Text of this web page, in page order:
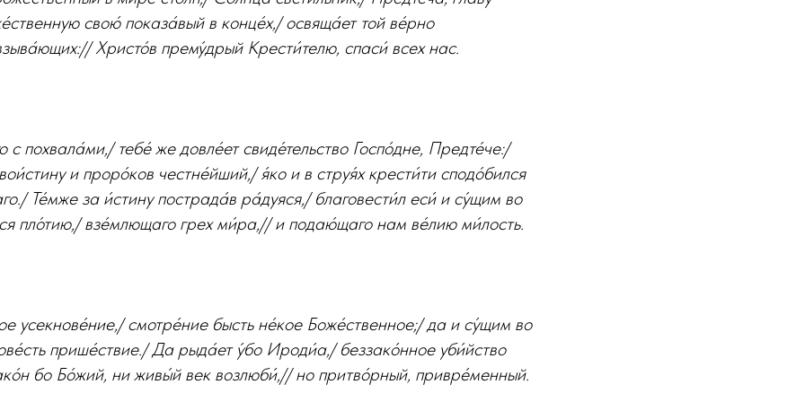
свою́ показа́вый в конце́х,/ освяща́ет той ве́рно
Христо́в прему́дрый Крести́телю, спаси́ всех нас.
похвала́ми,/ тебе́ же довле́ет свиде́тельство Госпо́дне, Предте́че:/
и проро́ков честне́йший,/ я́ко и в струя́х крести́ти сподо́бился
Те́мже за и́стину пострада́в ра́дуяся,/ благовести́л еси́ и су́щим во
пло́тию,/ взе́млющаго грех ми́ра,// и подаю́щаго нам ве́лию ми́лость.
усекнове́ние,/ смотре́ние бысть не́кое Боже́ственное;/ да и су́щим во
прише́ствие./ Да рыда́ет у́бо Ироди́а,/ беззако́нное уби́йство
бо Бо́жий, ни живы́й век возлюби́,// но притво́рный, привре́менный.